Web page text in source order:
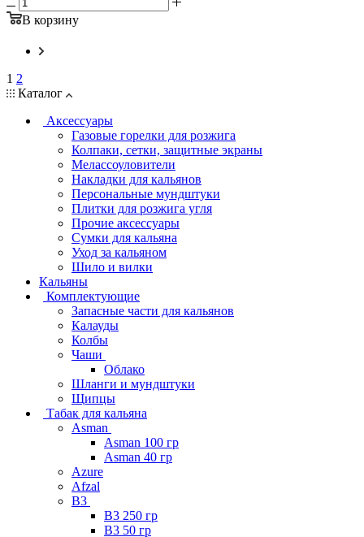
В корзину
1 2
Каталог
Аксессуары
Газовые горелки для розжига
Колпаки, сетки, защитные экраны
Мелассоуловители
Накладки для кальянов
Персональные мундштуки
Плитки для розжига угля
Прочие аксессуары
Сумки для кальяна
Уход за кальяном
Шило и вилки
Кальяны
Комплектующие
Запасные части для кальянов
Калауды
Колбы
Чаши
Облако
Шланги и мундштуки
Щипцы
Табак для кальяна
Asman
Asman 100 гр
Asman 40 гр
Azure
Afzal
B3
B3 250 гр
B3 50 гр